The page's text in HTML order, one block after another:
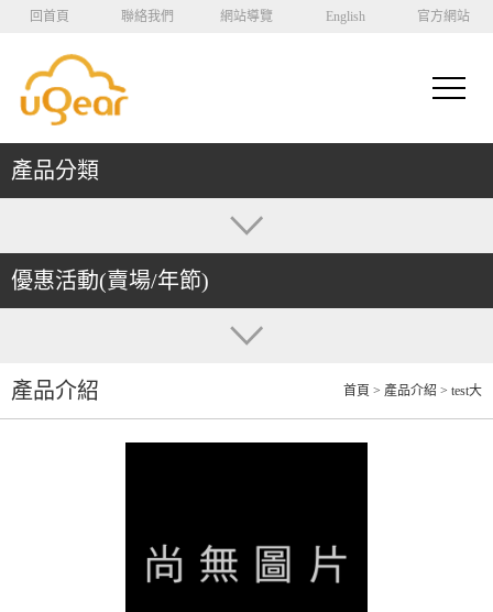
回首頁 聯絡我們 網站導覽 English 官方網站
產品分類
優惠活動(賣場/年節)
產品介紹 首頁 > 產品介紹 > test大